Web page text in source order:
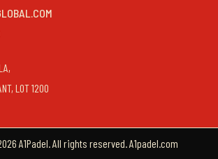
LOT 1200
A1Padel. All rights reserved. A1padel.com